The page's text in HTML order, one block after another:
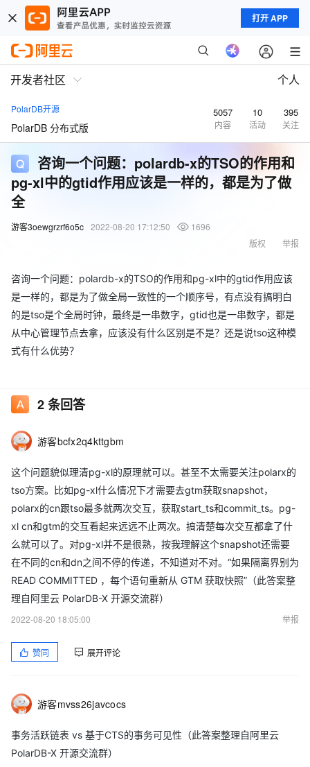
打开 APP
开发者社区 个人
PolarDB开源
PolarDB 分布式版
5057
内容
10
活动
395
关注
咨询一个问题：polardb-x的TSO的作用和
pg-xl中的gtid作用应该是一样的，都是为了做
全
游客3oewgrzrf6o5c 2022-08-20 17:12:50
1696
举报
版权
咨询一个问题：polardb-x的TSO的作用和pg-xl中的gtid作用应该
是一样的，都是为了做全局一致性的一个顺序号，有点没有搞明白
的是tso是个全局时钟，最终是一串数字，gtid也是一串数字，都是
从中心管理节点去拿，应该没有什么区别是不是？还是说tso这种模
式有什么优势？
2条回答
游客bcfx2q4kttgbm
这个问题貌似理清pg-xl的原理就可以。甚至不太需要关注polarx的
tso方案。比如pg-xl什么情况下才需要去gtm获取snapshot，
polarx的cn跟tso最多就两次交互，获取start_ts和commit_ts。pg-
xl cn和gtm的交互看起来远远不止两次。搞清楚每次交互都拿了什
么就可以了。对pg-xl并不是很熟，按我理解这个snapshot还需要
在不同的cn和dn之间不停的传递，不知道对不对。“如果隔离界别为
READ COMMITTED ，每个语句重新从 GTM 获取快照”（此答案整
理自阿里云 PolarDB-X 开源交流群）
2022-08-20 18:05:00
举报
赞同 展开评论
游客mvss26javcocs
事务活跃链表 vs 基于CTS的事务可见性（此答案整理自阿里云
PolarDB-X 开源交流群）